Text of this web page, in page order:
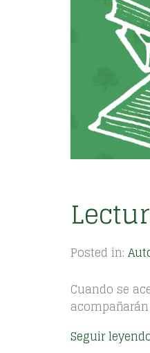
Posted in:
Cuando se
Seguir